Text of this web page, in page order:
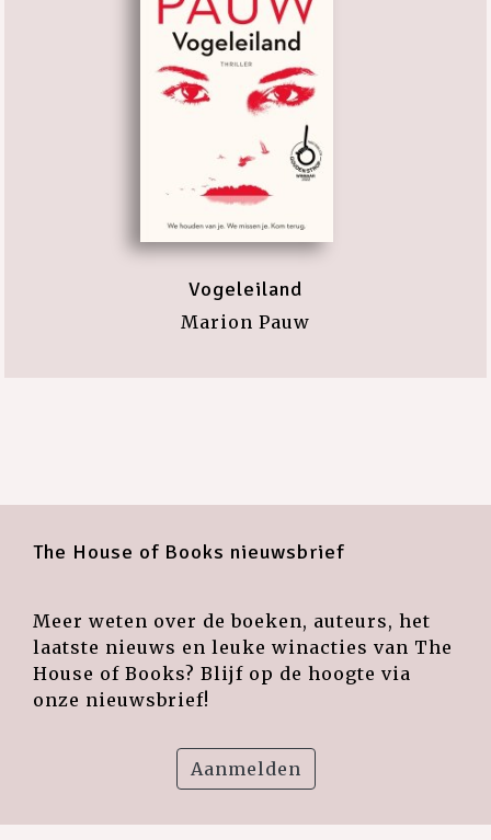
Vogeleiland
Marion Pauw
The House of Books nieuwsbrief
Meer weten over de boeken, auteurs, het
laatste nieuws en leuke winacties van The
House of Books? Blijf op de hoogte via
onze nieuwsbrief!
Aanmelden